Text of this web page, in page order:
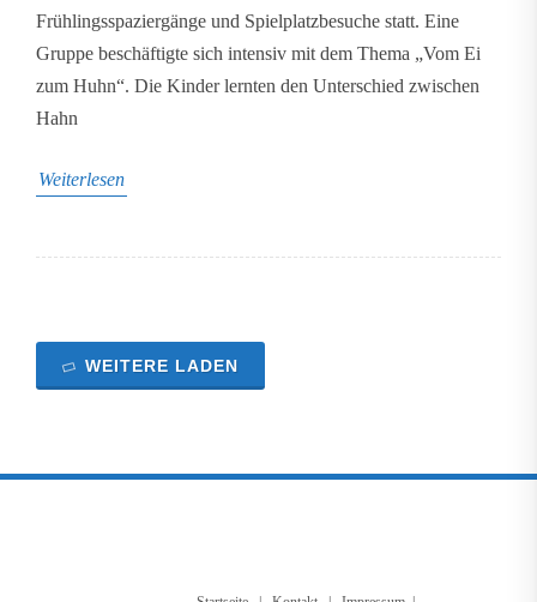
Frühlingsspaziergänge und Spielplatzbesuche statt. Eine
Gruppe beschäftigte sich intensiv mit dem Thema „Vom Ei
zum Huhn“. Die Kinder lernten den Unterschied zwischen
Hahn
Weiterlesen
WEITERE LADEN